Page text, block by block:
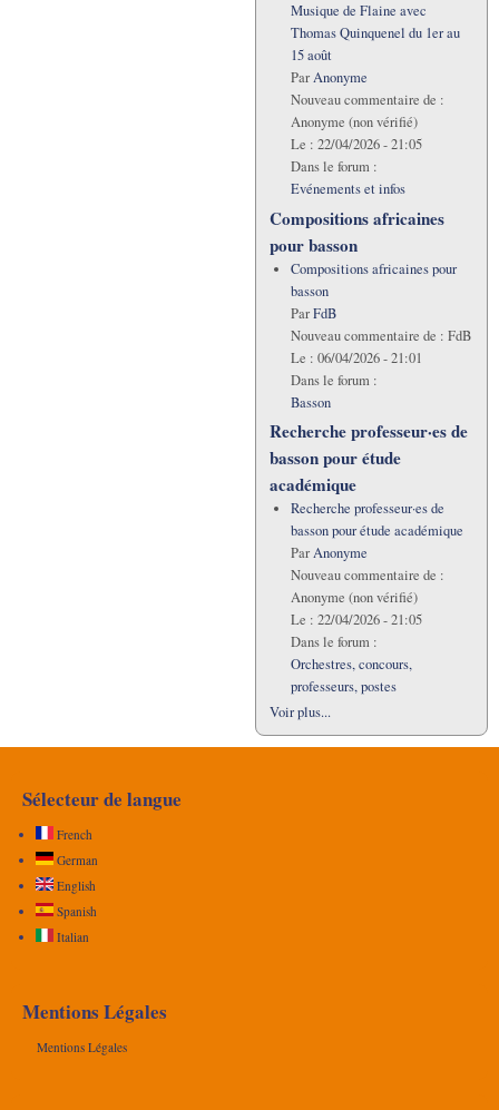
Musique de Flaine avec
Thomas Quinquenel du 1er au
15 août
ParAnonyme
Nouveau commentaire de :
Anonyme (non vérifié)
Le : 22/04/2026 - 21:05
Dans le forum :
Evénements et infos
Compositions africaines
pour basson
Compositions africaines pour
basson
ParFdB
Nouveau commentaire de : FdB
Le : 06/04/2026 - 21:01
Dans le forum :
Basson
Recherche professeur·es de
basson pour étude
académique
Recherche professeur·es de
basson pour étude académique
ParAnonyme
Nouveau commentaire de :
Anonyme (non vérifié)
Le : 22/04/2026 - 21:05
Dans le forum :
Orchestres, concours,
professeurs, postes
Voir plus...
Sélecteur de langue
French
German
English
Spanish
Italian
Mentions Légales
Mentions Légales